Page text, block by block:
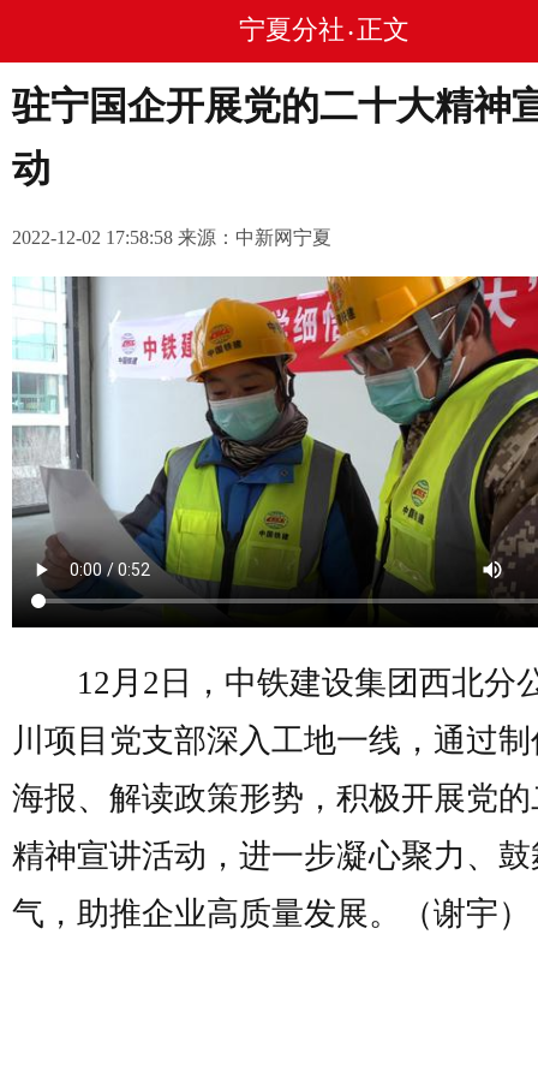
宁夏分社 • 正文
驻宁国企开展党的二十大精神
动
2022-12-02 17:58:58 来源：中新网宁夏
12月2日，中铁建设集团西北分
川项目党支部深入工地一线，通过
海报、解读政策形势，积极开展党
精神宣讲活动，进一步凝心聚力、
气，助推企业高质量发展。（谢宇）